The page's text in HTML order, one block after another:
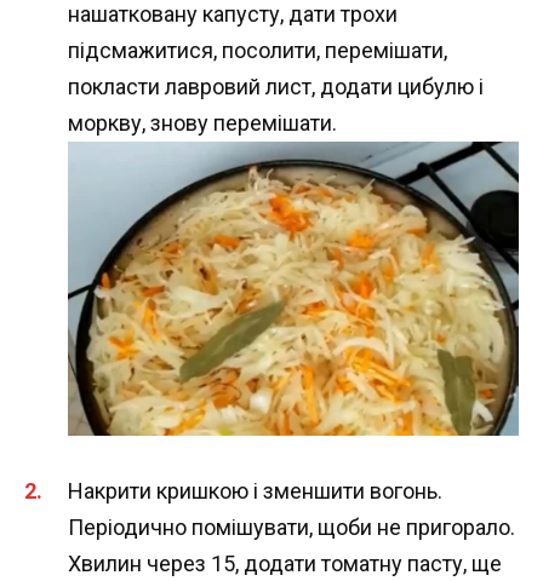
нашатковану капусту, дати трохи
підсмажитися, посолити, перемішати,
покласти лавровий лист, додати цибулю і
моркву, знову перемішати.
Накрити кришкою і зменшити вогонь.
Періодично помішувати, щоби не пригорало.
Хвилин через 15, додати томатну пасту, ще